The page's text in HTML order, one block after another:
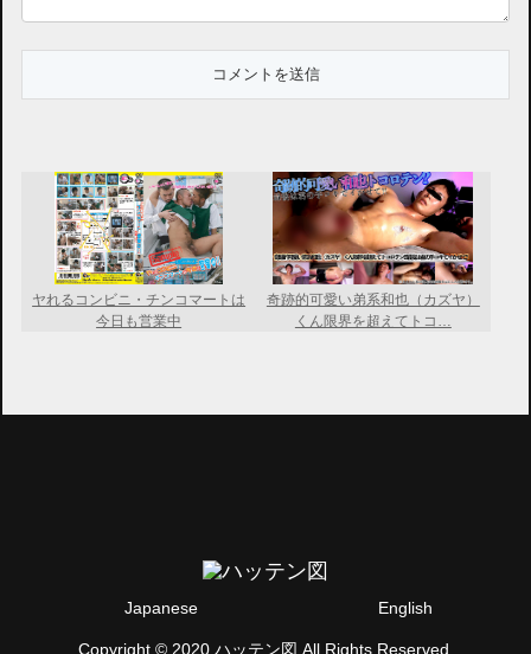
ヤれるコンビニ・チンコマートは
今日も営業中
奇跡的可愛い弟系和也（カズヤ）
くん限界を超えてトコ…
Japanese English
Copyright © 2020 ハッテン図 All Rights Reserved.